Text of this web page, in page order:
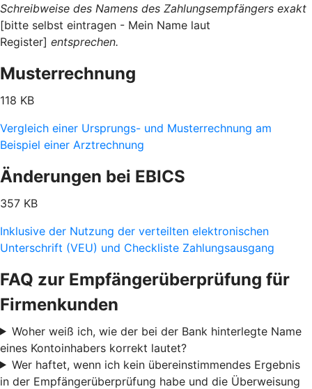
Schreibweise des Namens des Zahlungsempfängers exakt
[bitte selbst eintragen - Mein Name laut
Register] entsprechen.
Musterrechnung
118 KB
Vergleich einer Ursprungs- und Musterrechnung am
Beispiel einer Arztrechnung
Änderungen bei EBICS
357 KB
Inklusive der Nutzung der verteilten elektronischen
Unterschrift (VEU) und Checkliste Zahlungsausgang
FAQ zur Empfängerüberprüfung für
Firmenkunden
Woher weiß ich, wie der bei der Bank hinterlegte Name
eines Kontoinhabers korrekt lautet?
Wer haftet, wenn ich kein übereinstimmendes Ergebnis
in der Empfängerüberprüfung habe und die Überweisung